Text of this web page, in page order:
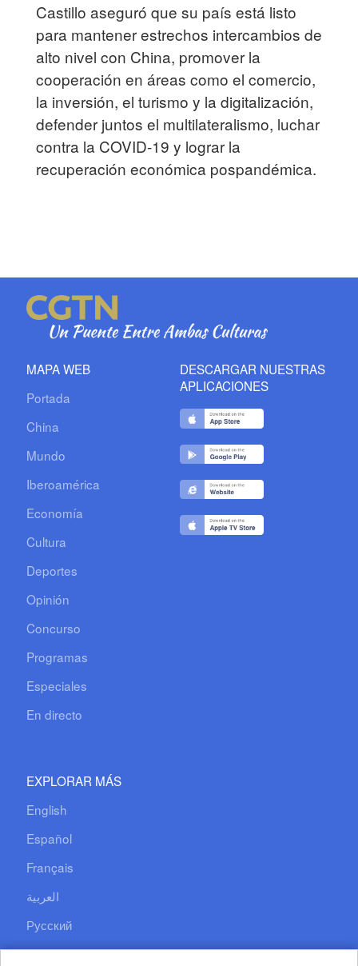
Castillo aseguró que su país está listo
para mantener estrechos intercambios de
alto nivel con China, promover la
cooperación en áreas como el comercio,
la inversión, el turismo y la digitalización,
defender juntos el multilateralismo, luchar
contra la COVID-19 y lograr la
recuperación económica pospandémica.
MAPA WEB
Portada
China
Mundo
Iberoamérica
Economía
Cultura
Deportes
Opinión
Concurso
Programas
Especiales
En directo
EXPLORAR MÁS
English
Español
Français
العربية
Русский
Documentary
DESCARGAR NUESTRAS
APLICACIONES